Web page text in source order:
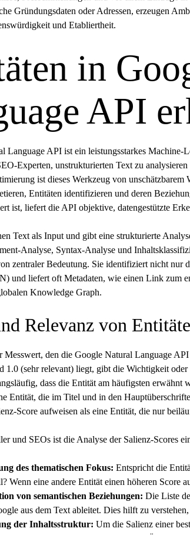
Gründungsdaten oder Adressen, erzeugen
und Etabliertheit.
in
API
Language API ist ein leistungsstarkes
Experten, unstrukturierten Text zu
ist dieses Werkzeug von
Entitäten identifizieren und deren
ist, liefert die API objektive, datengestützte
Text als Input und gibt eine strukturierte
Analyse, Syntax-Analyse und
zentraler Bedeutung. Sie identifiziert nicht nur
und liefert oft Metadaten, wie einen Link zum
Knowledge Graph.
Relevanz von
Messwert, den die Google Natural Language
1.0 (sehr relevant) liegt, gibt die Wichtigkeit
dass die Entität am häufigsten
Entität, die im Titel und in den
Score aufweisen als eine Entität, die nur
und SEOs ist die Analyse der Salienz-Scores
des thematischen Fokus: Entspricht die
Wenn eine andere Entität einen höheren Score
von semantischen Beziehungen: Die Liste
aus dem Text ableitet. Dies hilft zu
der Inhaltsstruktur: Um die Salienz einer